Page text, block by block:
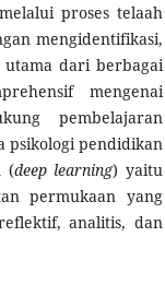
proses telaah
mengidentifikasi,
utama dari berbagai
mengenai
pembelajaran
psikologi pendidikan
(deep learning) yaitu
permukaan yang
analitis, dan